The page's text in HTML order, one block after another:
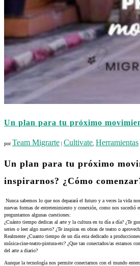
Un plan para tu próximo
porTeam Migrarte | Cultivate Herramientas
Un plan para tu próximo
inspirarnos? ¿Cómo
Nunca sabemos lo que nos deparará el futuro y a veces la vida
nuevas formas de entretenimiento y conexión, como nos sucedió
preguntarnos algunas cuestiones:
¿Cuánto tiempo dedicas al arte y la cultura en tu día a día? ¿Te
series o leer algo nuevo? ¿Te inspiras en obras de teatro o
Realmente ¿Cuanto tiempo de un día esta dedicado a
música-cine-teatro-pintura-etc? ¿Que tan conectados/as estamos
del arte a diario?
Aunque la tecnología nos permite conectarnos con el mundo